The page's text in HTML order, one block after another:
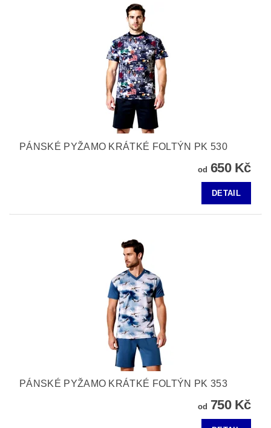
PÁNSKÉ PYŽAMO KRÁTKÉ FOLTÝN PK 530
od 650 Kč
DETAIL
PÁNSKÉ PYŽAMO KRÁTKÉ FOLTÝN PK 353
od 750 Kč